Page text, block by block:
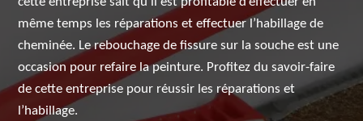
même temps les réparations et effectuer l’habillage de
cheminée. Le rebouchage de fissure sur la souche est une
occasion pour refaire la peinture. Profitez du savoir-faire
de cette entreprise pour réussir les réparations et
l’habillage.